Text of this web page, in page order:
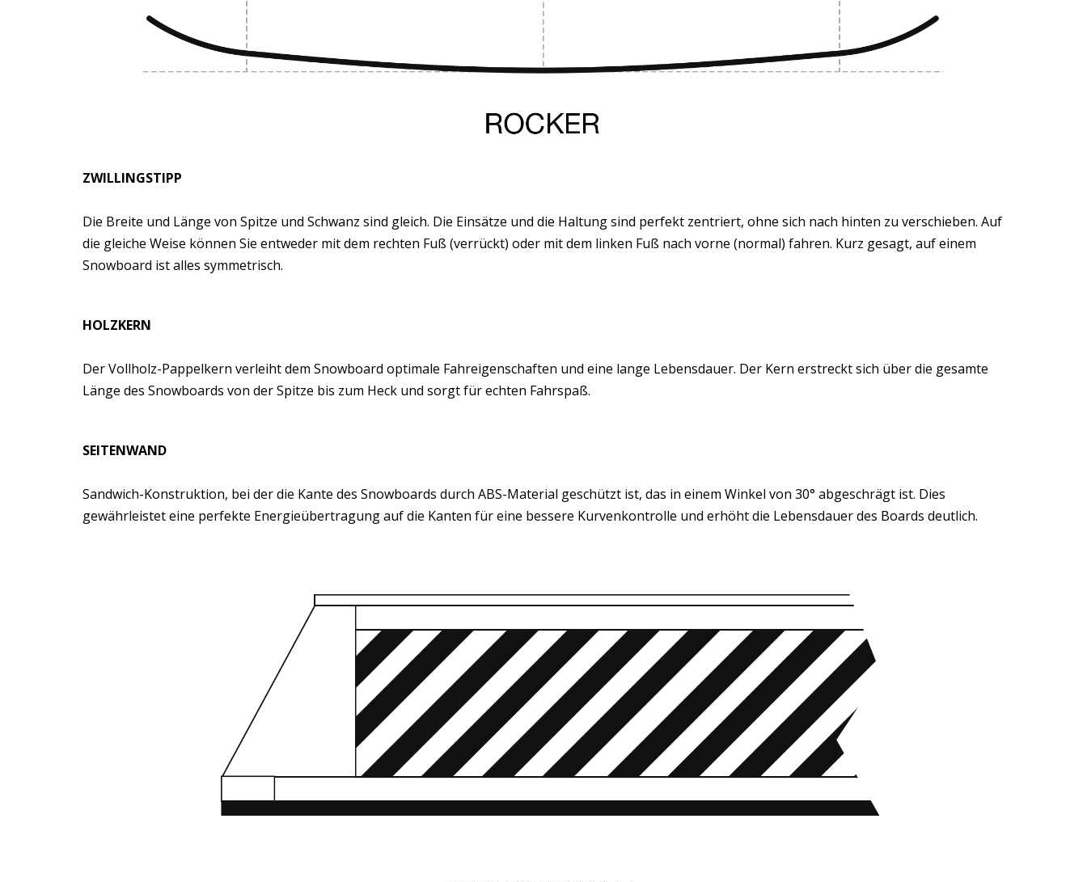
ZWILLINGSTIPP
Die Breite und Länge von Spitze und Schwanz sind gleich. Die Einsätze und die Haltung sind perfekt zentriert, ohne sich nach hinten zu verschieben. Auf
die gleiche Weise können Sie entweder mit dem rechten Fuß (verrückt) oder mit dem linken Fuß nach vorne (normal) fahren. Kurz gesagt, auf einem
Snowboard ist alles symmetrisch.
HOLZKERN
Der Vollholz-Pappelkern verleiht dem Snowboard optimale Fahreigenschaften und eine lange Lebensdauer. Der Kern erstreckt sich über die gesamte
Länge des Snowboards von der Spitze bis zum Heck und sorgt für echten Fahrspaß.
SEITENWAND
Sandwich-Konstruktion, bei der die Kante des Snowboards durch ABS-Material geschützt ist, das in einem Winkel von 30° abgeschrägt ist. Dies
gewährleistet eine perfekte Energieübertragung auf die Kanten für eine bessere Kurvenkontrolle und erhöht die Lebensdauer des Boards deutlich.